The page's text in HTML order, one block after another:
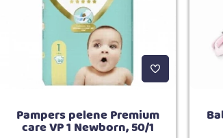
Pampers pelene Premium
care VP 1 Newborn, 50/1